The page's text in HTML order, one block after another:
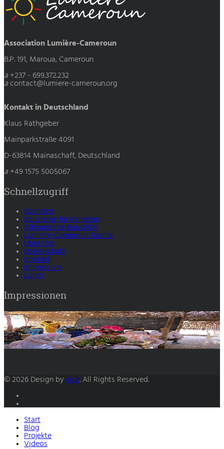
Association Lumière-Cameroun
B.P. 191, Maroua, Cameroun
a +237 - 699.372.232
a contact@lumiere-cameroun.org
Kontakt in Deutschland
Klaus Rathgeber
Mainparkstraße 4091
D-63814 Mainaschaff, Deutschland
a +49 1575 5005067
Schnellzugriff
Spenden
Bausteine für Kamerun
Afrikanische Baustelle
Lumière-Cameroun Journal
Über Uns
Datenschutz
Kontakt
Impressum
Login
Impressionen
© 2026 Design by einz. All Rights Reserved.
Start
Blog
Projekte
Videos